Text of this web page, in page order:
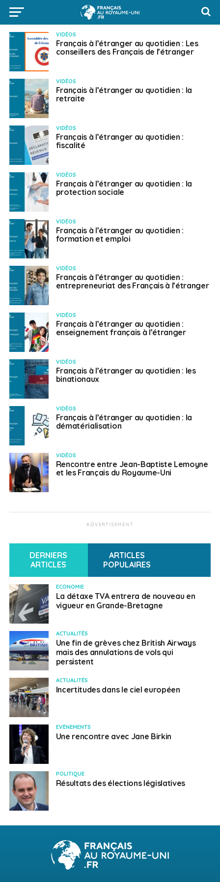
VIDÉOS
Français à l’étranger au quotidien : Les
conseillers des Français de l’étranger
VIDÉOS
Français à l’étranger au quotidien : la
retraite
VIDÉOS
Français à l’étranger au quotidien :
fiscalité
VIDÉOS
Français à l’étranger au quotidien : la
protection sociale
VIDÉOS
Français à l’étranger au quotidien :
formation et emploi
VIDÉOS
Français à l’étranger au quotidien :
entrepreneuriat des Français à l’étranger
VIDÉOS
Français à l’étranger au quotidien :
enseignement français à l’étranger
VIDÉOS
Français à l’étranger au quotidien : les
binationaux
VIDÉOS
Français à l’étranger au quotidien : la
dématérialisation
VIDÉOS
Rencontre entre Jean-Baptiste Lemoyne
et les Français du Royaume-Uni
ADVERTISEMENT
DERNIERS
ARTICLES
ARTICLES
POPULAIRES
ECONOMIE
La détaxe TVA entrera de nouveau en
vigueur en Grande-Bretagne
ACTUALITÉS
Une fin de grèves chez British Airways
mais des annulations de vols qui
persistent
ACTUALITÉS
Incertitudes dans le ciel européen
EVÈNEMENTS
Une rencontre avec Jane Birkin
POLITIQUE
Résultats des élections législatives